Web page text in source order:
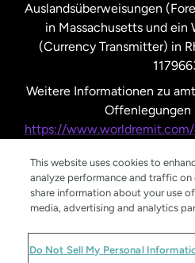
Auslandsüberweisungen
in Massachusetts und ein
(Currency Transmitter) in
Weitere Informationen zu
Offenlegungen
https://
©
This website uses cookies to
analyze performance and traffic on
share information about your use
media, advertising and analytics
Do Not Sell My Personal